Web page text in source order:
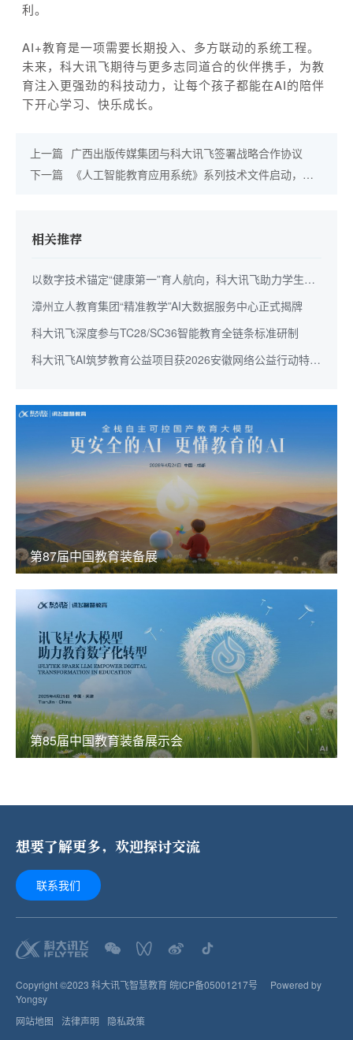
利。
AI+教育是一项需要长期投入、多方联动的系统工程。
未来，科大讯飞期待与更多志同道合的伙伴携手，为教
育注入更强劲的科技动力，让每个孩子都能在AI的陪伴
下开心学习、快乐成长。
上一篇 广西出版传媒集团与科大讯飞签署战略合作协议
下一篇
《人工智能教育应用系统》系列技术文件启动，科
相关推荐
以数字技术锚定“健康第一”育人航向，科大讯飞助力学生身
心全面成长
漳州立人教育集团“精准教学”AI大数据服务中心正式揭牌
科大讯飞深度参与TC28/SC36智能教育全链条标准研制
科大讯飞AI筑梦教育公益项目获2026安徽网络公益行动特别
第87届中国教育装备展
第85届中国教育装备展示会
想要了解更多，欢迎探讨交流
联系我们
Copyright ©2023 科大讯飞智慧教育 皖ICP备05001217号
Powered by
Yongsy
网站地图
法律声明 隐私政策